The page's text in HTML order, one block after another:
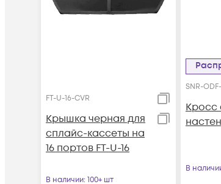
FT-U-16-CVR
Крышка черная для
сплайс-кассеты на
16 портов FT-U-16
В наличии: 100+ шт
SNR-
Кросс
В